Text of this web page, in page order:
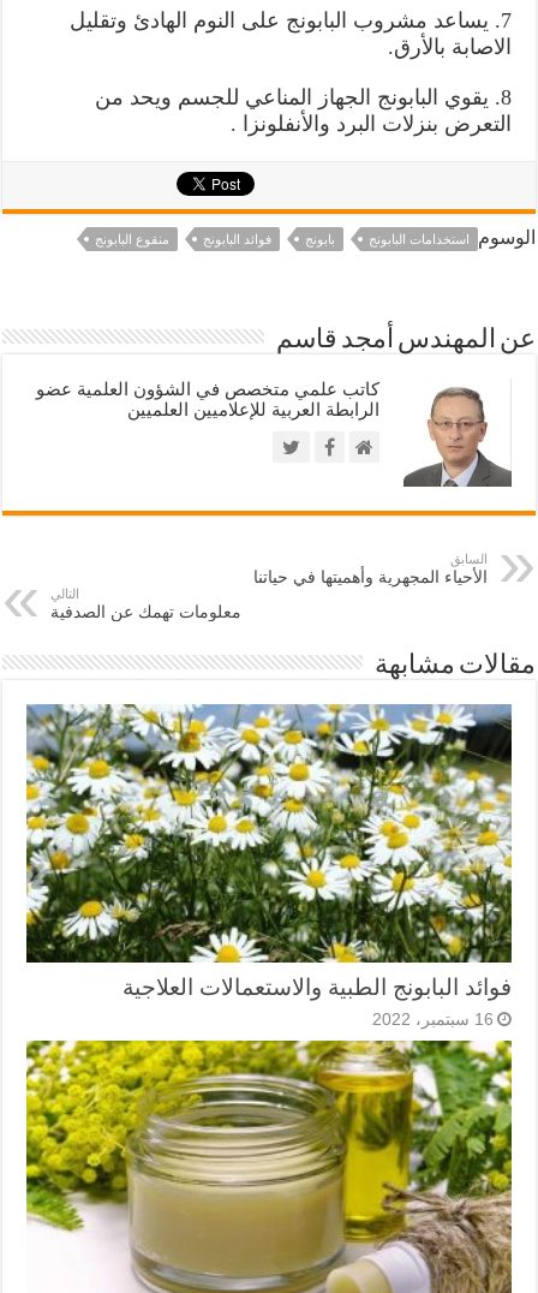
7. يساعد مشروب البابونج على النوم الهادئ وتقليل
الاصابة بالأرق.
8. يقوي البابونج الجهاز المناعي للجسم ويحد من
التعرض بنزلات البرد والأنفلونزا .
الوسوم استخدامات البابونج بابونج فوائد البابونج منقوع البابونج
عن المهندس أمجد قاسم
كاتب علمي متخصص في الشؤون العلمية عضو
الرابطة العربية للإعلاميين العلميين
السابق
الأحياء المجهرية وأهميتها في حياتنا
التالي
معلومات تهمك عن الصدفية
مقالات مشابهة
فوائد البابونج الطبية والاستعمالات العلاجية
16 سبتمبر، 2022